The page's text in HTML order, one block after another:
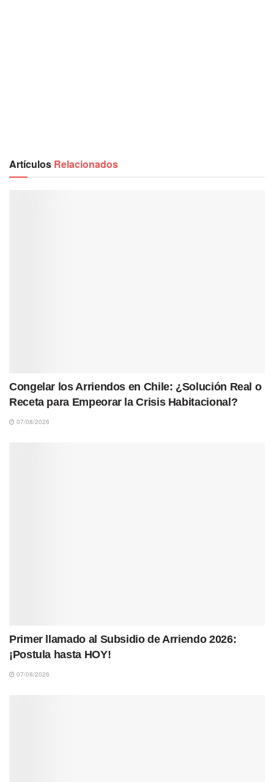
Artículos Relacionados
Congelar los Arriendos en Chile: ¿Solución Real o
Receta para Empeorar la Crisis Habitacional?
07/08/2026
Primer llamado al Subsidio de Arriendo 2026:
¡Postula hasta HOY!
07/08/2026